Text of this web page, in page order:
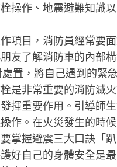
操作、地震避難知識
項目，消防員經常要
友了解消防車的內部
置，將自己遇到的緊
是非常重要的消防滅
揮重要作用。引導師
作。在火災發生的時
掌握避震三大口訣「
好自己的身體安全是